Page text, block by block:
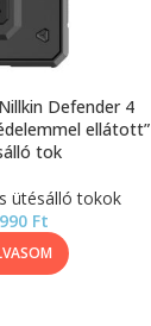
Defender 4
ellátott”
tok
ütésálló tokok
Ft